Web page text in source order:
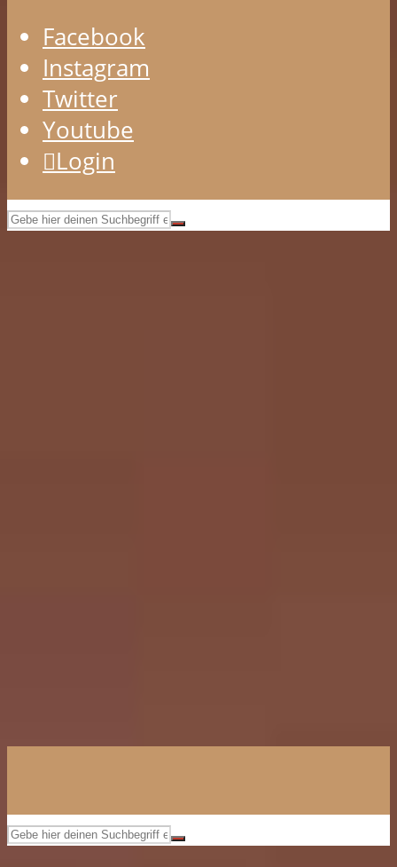
Facebook
Instagram
Twitter
Youtube
Login